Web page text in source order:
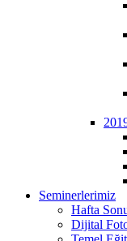
Seminerlerimiz
Hafta
Dijital